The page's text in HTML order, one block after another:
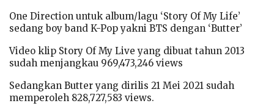
One Direction untuk album/lagu ‘Story Of My Life’
sedang boy band K-Pop yakni BTS dengan ‘Butter’
Video klip Story Of My Live yang dibuat tahun 2013
sudah menjangkau 969,473,246 views
Sedangkan Butter yang dirilis 21 Mei 2021 sudah
memperoleh 828,727,583 views.